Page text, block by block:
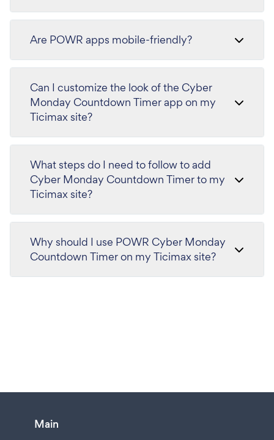
Are POWR apps mobile-friendly?
Can I customize the look of the Cyber
Monday Countdown Timer app on my
Ticimax site?
What steps do I need to follow to add
Cyber Monday Countdown Timer to my
Ticimax site?
Why should I use POWR Cyber Monday
Countdown Timer on my Ticimax site?
Main